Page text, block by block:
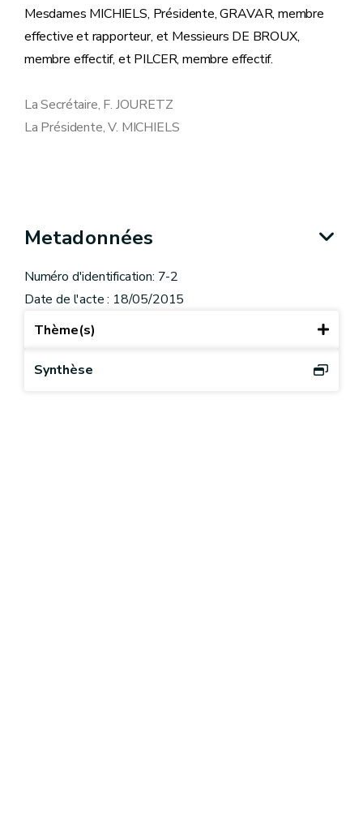
Mesdames MICHIELS, Présidente, GRAVAR, membre
effective et rapporteur, et Messieurs DE BROUX,
membre effectif, et PILCER, membre effectif.
La Secrétaire, F. JOURETZ
La Présidente, V. MICHIELS
Metadonnées
Numéro d'identification: 7-2
Date de l'acte : 18/05/2015
Thème(s)
Synthèse